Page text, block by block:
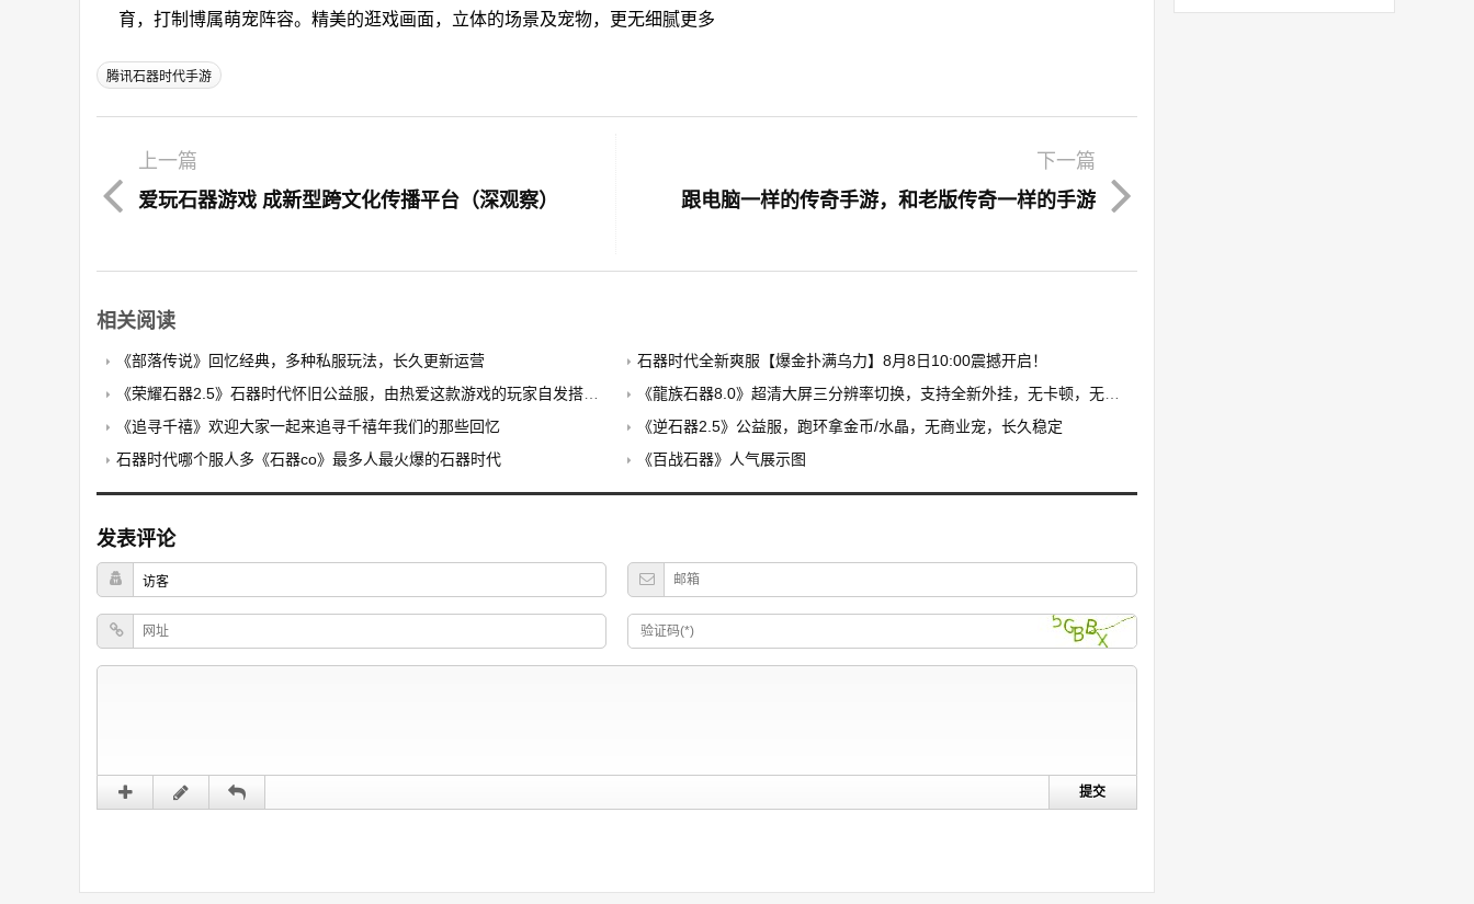
育，打制博属萌宠阵容。精美的逛戏画面，立体的场景及宠物，更无细腻更多
腾讯石器时代手游
上一篇
爱玩石器游戏 成新型跨文化传播平台（深观察）
下一篇
跟电脑一样的传奇手游，和老版传奇一样的手游
相关阅读
《部落传说》回忆经典，多种私服玩法，长久更新运营
石器时代全新爽服【爆金扑满乌力】8月8日10:00震撼开启！​
《荣耀石器2.5》石器时代怀旧公益服，由热爱这款游戏的玩家自发搭建的公益养老PK服
《龍族石器8.0》超清大屏三分辨率切换，支持全新外挂，无卡顿，无花屏，限7开
《追寻千禧》欢迎大家一起来追寻千禧年我们的那些回忆
《逆石器2.5》公益服，跑环拿金币/水晶，无商业宠，长久稳定
石器时代哪个服人多《石器co》最多人最火爆的石器时代
《百战石器》人气展示图
发表评论